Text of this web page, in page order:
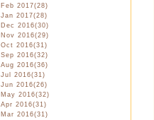
Feb 2017(28)
Jan 2017(28)
Dec 2016(30)
Nov 2016(29)
Oct 2016(31)
Sep 2016(32)
Aug 2016(36)
Jul 2016(31)
Jun 2016(26)
May 2016(32)
Apr 2016(31)
Mar 2016(31)